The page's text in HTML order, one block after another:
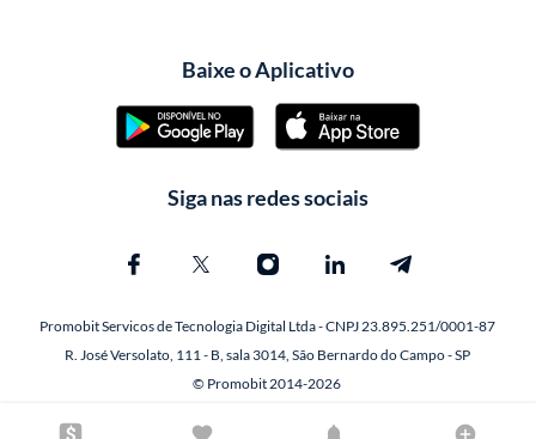
Baixe o Aplicativo
Siga nas redes sociais
Promobit Servicos de Tecnologia Digital Ltda - CNPJ 23.895.251/0001-87
R. José Versolato, 111 - B, sala 3014, São Bernardo do Campo - SP
© Promobit 2014-2026